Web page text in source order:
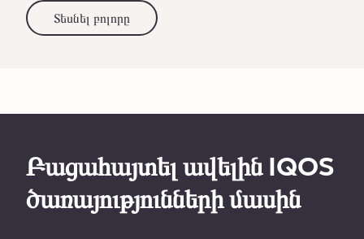
Տեսնել բոլորը
Բացահայտել ավելին IQOS
ծառայությունների մասին